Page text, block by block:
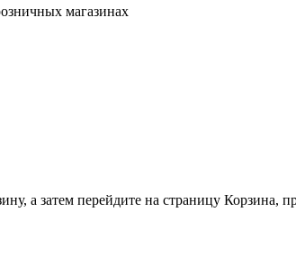
магазинах
а затем перейдите на страницу Корзина,